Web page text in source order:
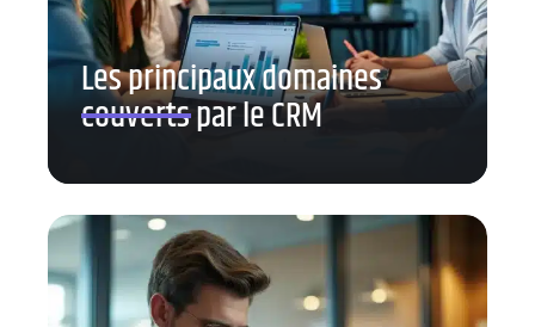
Les principaux domaines
couverts par le CRM